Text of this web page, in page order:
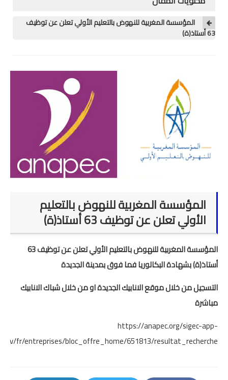
منوعات
خدمات MGEN
المستوى الأول
المستوى الثاني
المستوى الثالث
المستوى الرابع
المستوى الخامس
المرحلة الأولى
المؤسسة المغربية للنهوض بالتعليم الأولي تعلن عن توظيف
63 أستاذ(ة)
المؤسسة المغربية للنهوض بالتعليم
الأولي تعلن عن توظيف 63 أستاذ(ة)
المؤسسة المغربية للنهوض بالتعليم الأولي تعلن عن توظيف 63
أستاذ(ة) بشهادة البكالوريا فما فوق بمدينة الجديدة
التسجيل من خلال موقع الانابيك الجديدة او من خلال شباك الانابيك
مباشرة
https://anapec.org/sigec-app-
rv/fr/entreprises/bloc_offre_home/651813/resultat_recherche